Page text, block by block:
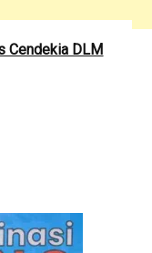
Cendekia DLM